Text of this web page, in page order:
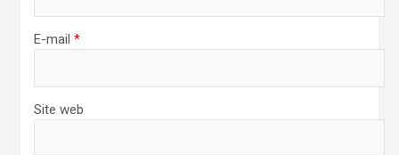
E-mail *
Site web